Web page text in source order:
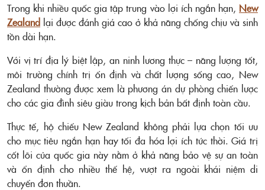
Trong khi nhiều quốc gia tập trung vào lợi ích ngắn hạn, New
Zealand lại được đánh giá cao ở khả năng chống chịu và sinh
tồn dài hạn.
Với vị trí địa lý biệt lập, an ninh lương thực – năng lượng tốt,
môi trường chính trị ổn định và chất lượng sống cao, New
Zealand thường được xem là phương án dự phòng chiến lược
cho các gia đình siêu giàu trong kịch bản bất định toàn cầu.
Thực tế, hộ chiếu New Zealand không phải lựa chọn tối ưu
cho mục tiêu ngắn hạn hay tối đa hóa lợi ích tức thời. Giá trị
cốt lõi của quốc gia này nằm ở khả năng bảo vệ sự an toàn
và ổn định cho nhiều thế hệ, vượt ra ngoài khái niệm di
chuyển đơn thuần.